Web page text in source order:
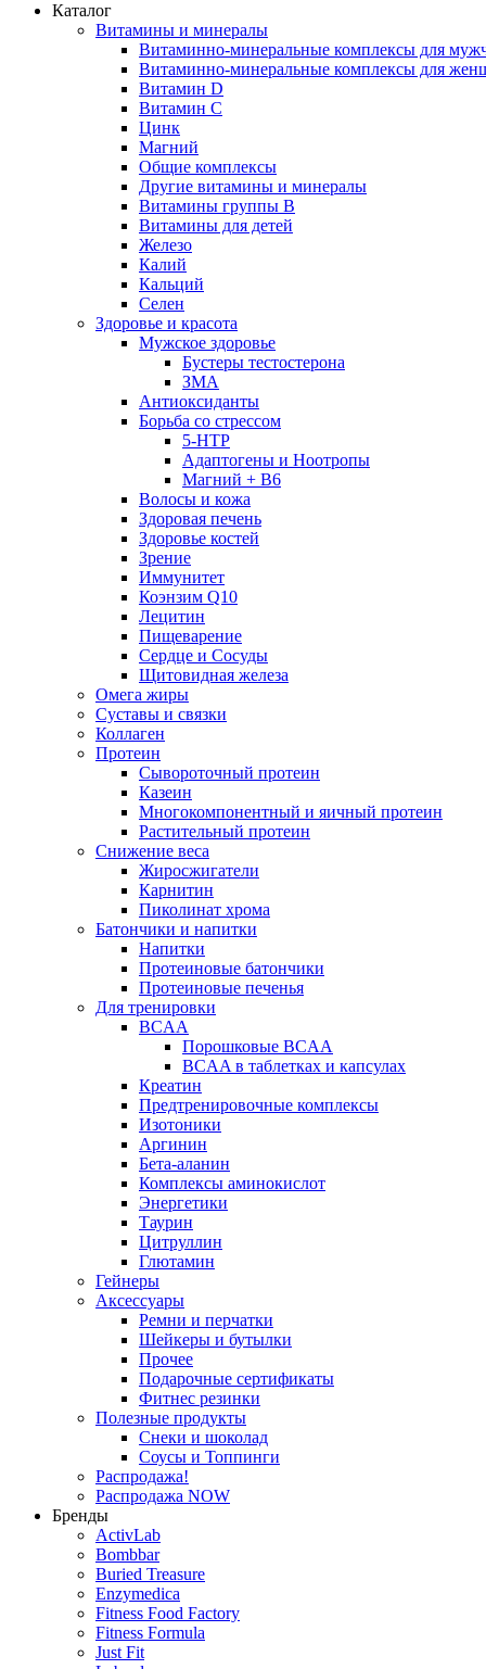
Каталог
Витамины и минералы
Витаминно-минеральные комплексы для
Витаминно-минеральные комплексы для
Витамин D
Витамин C
Цинк
Магний
Общие комплексы
Другие витамины и минералы
Витамины группы B
Витамины для детей
Железо
Калий
Кальций
Селен
Здоровье и красота
Мужское здоровье
Бустеры тестостерона
ЗМА
Антиоксиданты
Борьба со стрессом
5-HTP
Адаптогены и Ноотропы
Магний + В6
Волосы и кожа
Здоровая печень
Здоровье костей
Зрение
Иммунитет
Коэнзим Q10
Лецитин
Пищеварение
Сердце и Сосуды
Щитовидная железа
Омега жиры
Суставы и связки
Коллаген
Протеин
Сывороточный протеин
Казеин
Многокомпонентный и яичный протеин
Растительный протеин
Снижение веса
Жиросжигатели
Карнитин
Пиколинат хрома
Батончики и напитки
Напитки
Протеиновые батончики
Протеиновые печенья
Для тренировки
BCAA
Порошковые BCAA
BCAA в таблетках и капсулах
Креатин
Предтренировочные комплексы
Изотоники
Аргинин
Бета-аланин
Комплексы аминокислот
Энергетики
Таурин
Цитруллин
Глютамин
Гейнеры
Аксессуары
Ремни и перчатки
Шейкеры и бутылки
Прочее
Подарочные сертификаты
Фитнес резинки
Полезные продукты
Снеки и шоколад
Соусы и Топпинги
Распродажа!
Распродажа NOW
Бренды
ActivLab
Bombbar
Buried Treasure
Enzymedica
Fitness Food Factory
Fitness Formula
Just Fit